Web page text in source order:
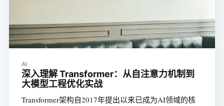
AI
深入理解 Transformer：从自注意力机制到
大模型工程优化实战
Transformer架构自2017年提出以来已成为AI领域的核